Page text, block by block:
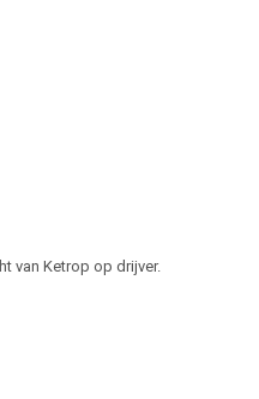
van Ketrop op drijver.